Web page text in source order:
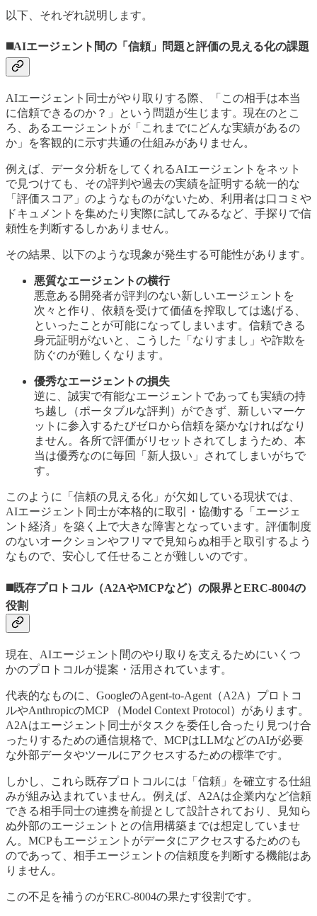
以下、それぞれ説明します。
◼️AIエージェント間の「信頼」問題と評価の見える化の課題
AIエージェント同士がやり取りする際、「この相手は本当
に信頼できるのか？」という問題が生じます。現在のとこ
ろ、あるエージェントが「これまでにどんな実績があるの
か」を客観的に示す共通の仕組みがありません。
例えば、データ分析をしてくれるAIエージェントをネット
で見つけても、その評判や過去の実績を証明する統一的な
「評価スコア」のようなものがないため、利用者は口コミや
ドキュメントを集めたり実際に試してみるなど、手探りで信
頼性を判断するしかありません。
その結果、以下のような現象が発生する可能性があります。
悪質なエージェントの横行
悪意ある開発者が評判のない新しいエージェントを
次々と作り、依頼を受けて価値を搾取しては逃げる、
といったことが可能になってしまいます。信頼できる
身元証明がないと、こうした「なりすまし」や詐欺を
防ぐのが難しくなります。
優秀なエージェントの損失
逆に、誠実で有能なエージェントであっても実績の持
ち越し（ポータブルな評判）ができず、新しいマーケ
ットに参入するたびゼロから信頼を築かなければなり
ません。各所で評価がリセットされてしまうため、本
当は優秀なのに毎回「新人扱い」されてしまいがちで
す。
このように「信頼の見える化」が欠如している現状では、
AIエージェント同士が本格的に取引・協働する「エージェ
ント経済」を築く上で大きな障害となっています。評価制度
のないオークションやフリマで見知らぬ相手と取引するよう
なもので、安心して任せることが難しいのです。
◼️既存プロトコル（A2AやMCPなど）の限界とERC-8004の
役割
現在、AIエージェント間のやり取りを支えるためにいくつ
かのプロトコルが提案・活用されています。
代表的なものに、GoogleのAgent-to-Agent（A2A）プロトコ
ルやAnthropicのMCP （Model Context Protocol）があります。
A2Aはエージェント同士がタスクを委任し合ったり見つけ合
ったりするための通信規格で、MCPはLLMなどのAIが必要
な外部データやツールにアクセスするための標準です。
しかし、これら既存プロトコルには「信頼」を確立する仕組
みが組み込まれていません。例えば、A2Aは企業内など信頼
できる相手同士の連携を前提として設計されており、見知ら
ぬ外部のエージェントとの信用構築までは想定していませ
ん。MCPもエージェントがデータにアクセスするためのも
のであって、相手エージェントの信頼度を判断する機能はあ
りません。
この不足を補うのがERC-8004の果たす役割です。